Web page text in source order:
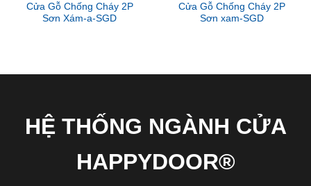
Cửa Gỗ Chống Cháy 2P
Sơn Xám-a-SGD
Cửa Gỗ Chống Cháy 2P
Sơn xam-SGD
HỆ THỐNG NGÀNH CỬA
HAPPYDOOR®